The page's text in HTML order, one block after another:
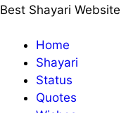
Best Shayari Website
Home
Shayari
Status
Quotes